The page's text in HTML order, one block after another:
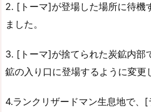
2. [トーマ]が登場した場所に待機
ました。
3. [トーマ]が捨てられた炭鉱内部
鉱の入り口に登場するように変更
4.ランクリザードマン生息地で、